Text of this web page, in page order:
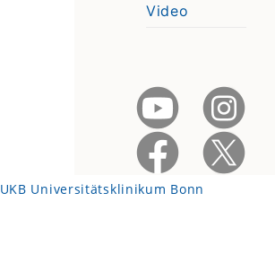
Video
UKB Universitätsklinikum Bonn